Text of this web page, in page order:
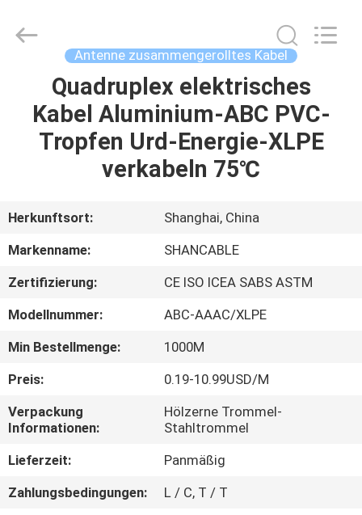
STARTSEITE
PRODUKTE
VR
ÜBER
UNS
FABRIK
TOUR
(Group)
Antenne zusammengerolltes Kabel
Quadruplex elektrisches
Kabel Aluminium-ABC PVC-
Tropfen Urd-Energie-XLPE
verkabeln 75℃
Herkunftsort:
Shanghai, China
Markenname:
SHANCABLE
Zertifizierung:
CE ISO ICEA SABS ASTM
Modellnummer:
ABC-AAAC/XLPE
Min Bestellmenge:
1000M
Preis:
0.19-10.99USD/M
Verpackung
Informationen:
Hölzerne Trommel-
Stahltrommel
Lieferzeit:
Panmäßig
Zahlungsbedingungen:
L / C, T / T